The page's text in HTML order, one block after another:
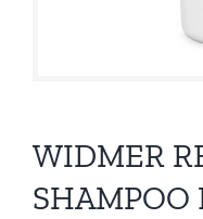
WIDMER
SHAMPOO